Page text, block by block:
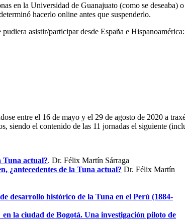
en la Universidad de Guanajuato (como se
hacerlo online antes que suspenderlo.
asistir/participar desde España e Hispanoamérica:
entre el 16 de mayo y el 29 de agosto de 2020 a
siendo el contenido de las 11 jornadas el siguiente
Tuna actual?. Dr. Félix Martín Sárraga
¿antecedentes de la Tuna actual? Dr. Félix Martín
desarrollo histórico de la Tuna en el Perú (1884-
la ciudad de Bogotá. Una investigación piloto de